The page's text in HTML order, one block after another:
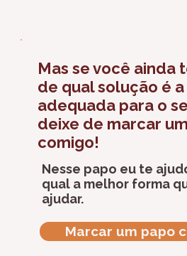
Mas se você ainda
de qual solução é a
adequada para o
deixe de marcar
comigo!
Nesse papo eu te
qual a melhor forma
ajudar.
Marcar um papo